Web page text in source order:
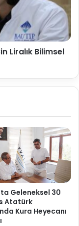
Liralık Bilimsel
Geleneksel 30
Atatürk
Kura Heyecanı